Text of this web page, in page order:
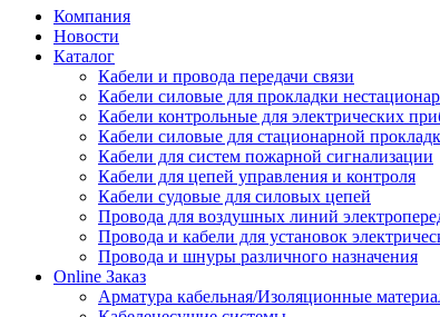
Компания
Новости
Каталог
Кабели и провода передачи связи
Кабели силовые для прокладки
Кабели контрольные для электрических
Кабели силовые для стационарной
Кабели для систем пожарной сигнализации
Кабели для цепей управления и контроля
Кабели судовые для силовых цепей
Провода для воздушных линий
Провода и кабели для установок
Провода и шнуры различного назначения
Online Заказ
Арматура кабельная/Изоляционные